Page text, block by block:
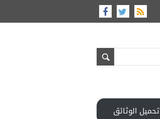
تحميل الوثائق